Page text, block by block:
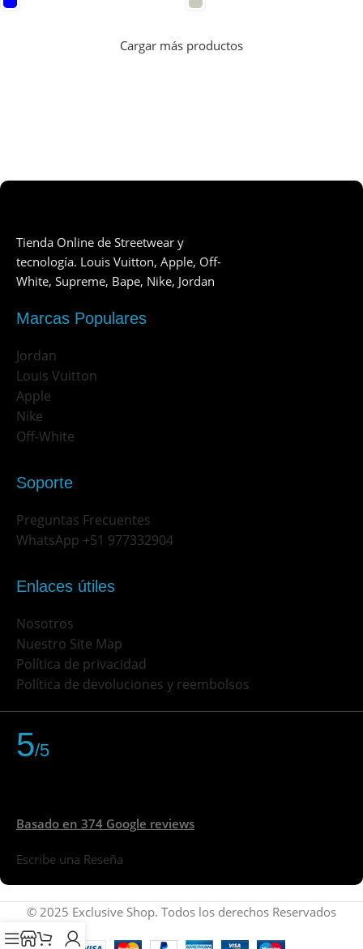
Cargar más productos
Tienda Online de Streetwear y
tecnología. Louis Vuitton, Apple, Off-
White, Supreme, Bape, Nike, Jordan
Marcas Populares
Jordan
Louis Vuitton
Apple
Nike
Off-White
Soporte
Preguntas Frecuentes
WhatsApp +51 977332904
Enlaces útiles
Nosotros
Nuestro Site Map
Política de privacidad
Política de devoluciones y reembolsos
5/5
Basado en 374 Google reviews
Escribe una Reseña
© 2025 Exclusive Shop. Todos los derechos Reservados